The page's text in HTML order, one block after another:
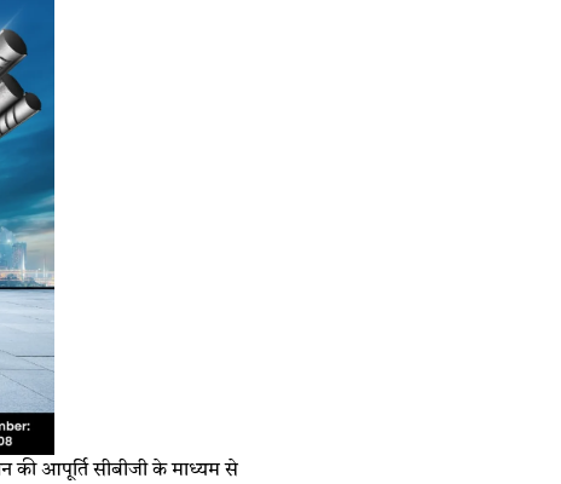
की आपूर्ति सीबीजी के माध्यम से